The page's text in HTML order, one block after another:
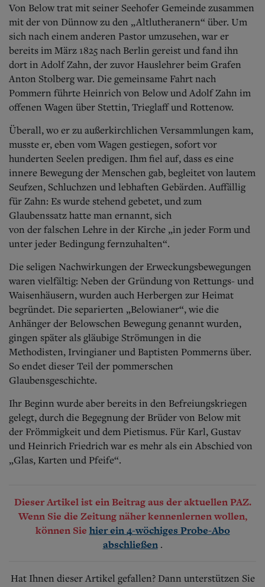
Von Below trat mit seiner Seehofer Gemeinde zusammen
mit der von Dünnow zu den „Altlutheranern“ über. Um
sich nach einem anderen Pastor umzusehen, war er
bereits im März 1825 nach Berlin gereist und fand ihn
dort in Adolf Zahn, der zuvor Hauslehrer beim Grafen
Anton Stolberg war. Die gemeinsame Fahrt nach
Pommern führte Heinrich von Below und Adolf Zahn im
offenen Wagen über Stettin, Trieglaff und Rottenow.
Überall, wo er zu außerkirchlichen Versammlungen kam,
musste er, eben vom Wagen gestiegen, sofort vor
hunderten Seelen predigen. Ihm fiel auf, dass es eine
innere Bewegung der Menschen gab, begleitet von lautem
Seufzen, Schluchzen und lebhaften Gebärden. Auffällig
für Zahn: Es wurde stehend gebetet, und zum
Glaubenssatz hatte man ernannt, sich
von der falschen Lehre in der Kirche „in jeder Form und
unter jeder Bedingung fernzuhalten“.
Die seligen Nachwirkungen der Erweckungsbewegungen
waren vielfältig: Neben der Gründung von Rettungs- und
Waisenhäusern, wurden auch Herbergen zur Heimat
begründet. Die separierten „Belowianer“, wie die
Anhänger der Belowschen Bewegung genannt wurden,
gingen später als gläubige Strömungen in die
Methodisten, Irvingianer und Baptisten Pommerns über.
So endet dieser Teil der pommerschen
Glaubensgeschichte.
Ihr Beginn wurde aber bereits in den Befreiungskriegen
gelegt, durch die Begegnung der Brüder von Below mit
der Frömmigkeit und dem Pietismus. Für Karl, Gustav
und Heinrich Friedrich war es mehr als ein Abschied von
„Glas, Karten und Pfeife“.
Dieser Artikel ist ein Beitrag aus der aktuellen PAZ.
Wenn Sie die Zeitung näher kennenlernen wollen,
können Sie hier ein 4-wöchiges Probe-Abo
abschließen .
Hat Ihnen dieser Artikel gefallen? Dann unterstützen Sie